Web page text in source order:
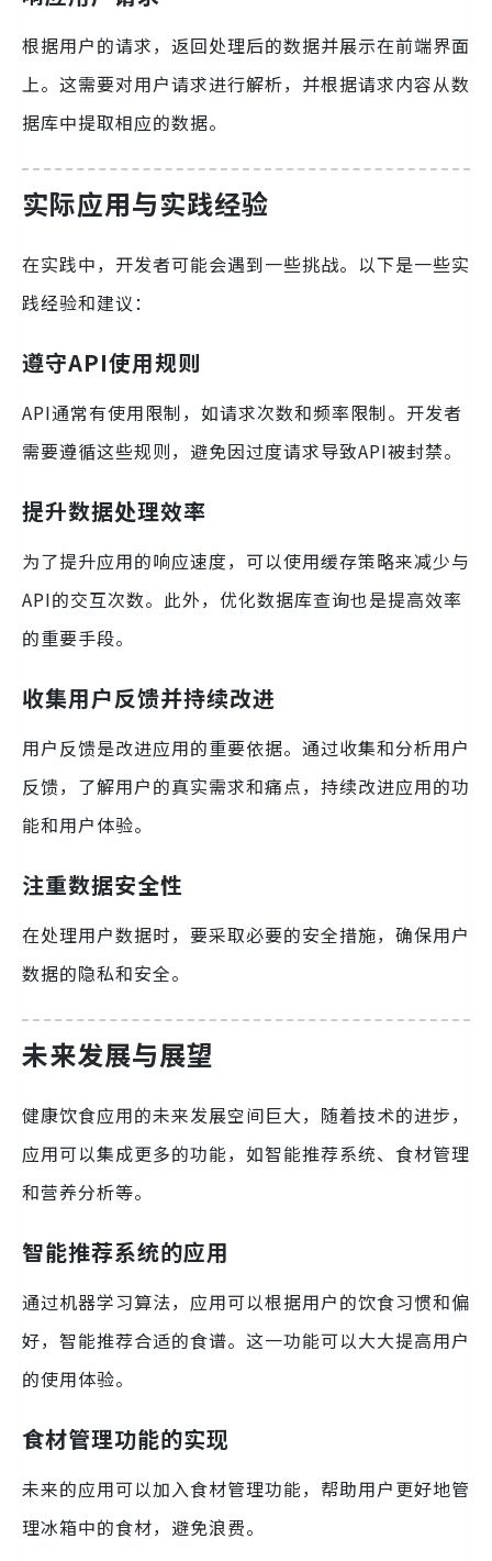
根据用户的请求，返回处理后的数据并展示在前端界面
上。这需要对用户请求进行解析，并根据请求内容从数
据库中提取相应的数据。
实际应用与实践经验
在实践中，开发者可能会遇到一些挑战。以下是一些实
践经验和建议：
遵守API使用规则
API通常有使用限制，如请求次数和频率限制。开发者
需要遵循这些规则，避免因过度请求导致API被封禁。
提升数据处理效率
为了提升应用的响应速度，可以使用缓存策略来减少与
API的交互次数。此外，优化数据库查询也是提高效率
的重要手段。
收集用户反馈并持续改进
用户反馈是改进应用的重要依据。通过收集和分析用户
反馈，了解用户的真实需求和痛点，持续改进应用的功
能和用户体验。
注重数据安全性
在处理用户数据时，要采取必要的安全措施，确保用户
数据的隐私和安全。
未来发展与展望
健康饮食应用的未来发展空间巨大，随着技术的进步，
应用可以集成更多的功能，如智能推荐系统、食材管理
和营养分析等。
智能推荐系统的应用
通过机器学习算法，应用可以根据用户的饮食习惯和偏
好，智能推荐合适的食谱。这一功能可以大大提高用户
的使用体验。
食材管理功能的实现
未来的应用可以加入食材管理功能，帮助用户更好地管
理冰箱中的食材，避免浪费。